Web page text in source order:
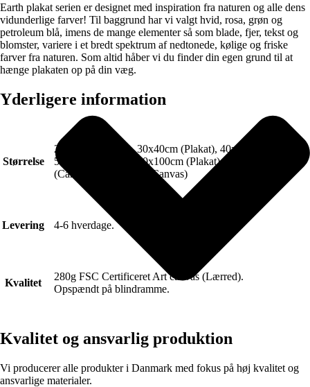
Earth plakat serien er designet med inspiration fra naturen og alle dens
vidunderlige farver! Til baggrund har vi valgt hvid, rosa, grøn og
petroleum blå, imens de mange elementer så som blade, fjer, tekst og
blomster, variere i et bredt spektrum af nedtonede, kølige og friske
farver fra naturen. Som altid håber vi du finder din egen grund til at
hænge plakaten op på din væg.
Yderligere information
Størrelse
21x30cm (Plakat), 30x40cm (Plakat), 40x50cm (Plakat),
50x70cm (Plakat), 70x100cm (Plakat), 50x70cm
(Canvas), 70x100cm (Canvas)
Levering 4-6 hverdage.
Kvalitet
280g FSC Certificeret Art canvas (Lærred).
Opspændt på blindramme.
Kvalitet og ansvarlig produktion
Vi producerer alle produkter i Danmark med fokus på høj kvalitet og
ansvarlige materialer.